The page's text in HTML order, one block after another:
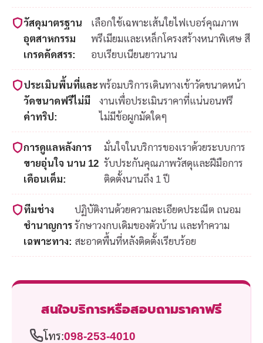
วัสดุมาตรฐาน
อุตสาหกรรม
เกรดคัดสรร:
เลือกใช้เฉพาะเส้นใยไฟเบอร์คุณภาพ
พรีเมียมและเหล็กโครงสร้างหนาพิเศษ สี
อบเรียบเนียนยาวนาน
ประเมินพื้นที่และ
วัดขนาดฟรีไม่มี
ค่าทริป:
พร้อมบริการเดินทางเข้าวัดขนาดหน้า
งานเพื่อประเมินราคาที่แน่นอนฟรี
ไม่มีข้อผูกมัดใดๆ
การดูแลหลังการ
ขายอุ่นใจ นาน 12
เดือนเต็ม:
มั่นใจในบริการของเราด้วยระบบการ
รับประกันคุณภาพวัสดุและฝีมือการ
ติดตั้งนานถึง 1 ปี
ทีมช่าง
ชำนาญการ
เฉพาะทาง:
ปฏิบัติงานด้วยความละเอียดประณีต ถนอม
รักษาวงกบเดิมของตัวบ้าน และทำความ
สะอาดพื้นที่หลังติดตั้งเรียบร้อย
สนใจบริการหรือสอบถามราคาฟรี
โทร:098-253-4010